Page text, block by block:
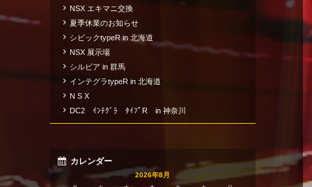
NSX エキマニ交換
夏季休業のお知らせ
シビックtypeR in 北海道
NSX 展示場
シルビア in 群馬
インテグラtypeR in 北海道
N S X
DC2 ｲﾝﾃｸﾞﾗ ﾀｲﾌﾟR in 神奈川
カレンダー
2026年8月